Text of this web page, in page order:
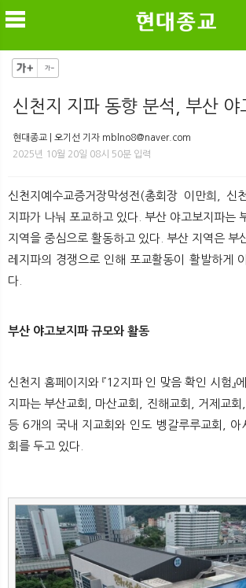
신천지 지파 동향 분석, 부산 야
현대종교 | 오기선 기자 mblno8@naver.com
2025년 10월 20일 08시 50분 입력
신천지예수교증거장막성전(총회장 이만희, 신
지파가 나눠 포교하고 있다. 부산 야고보지파는
지역을 중심으로 활동하고 있다. 부산 지역은 부
레지파의 경쟁으로 인해 포교활동이 활발하게
다.
부산 야고보지파 규모와 활동
신천지 홈페이지와 『12지파 인 맞음 확인 시험』
지파는 부산교회, 마산교회, 진해교회, 거제교회
등 6개의 국내 지교회와 인도 벵갈루루교회, 아
회를 두고 있다.